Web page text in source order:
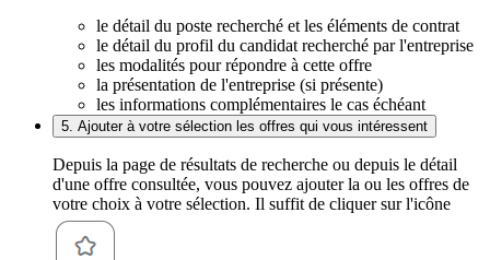
le détail du poste recherché et les éléments de contrat
le détail du profil du candidat recherché par l'entreprise
les modalités pour répondre à cette offre
la présentation de l'entreprise (si présente)
les informations complémentaires le cas échéant
5. Ajouter à votre sélection les offres qui vous intéressent
Depuis la page de résultats de recherche ou depuis le détail
d'une offre consultée, vous pouvez ajouter la ou les offres de
votre choix à votre sélection. Il suffit de cliquer sur l'icône